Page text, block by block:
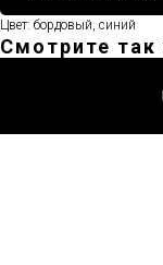
Цвет: бордовый, синий
Смотрите так